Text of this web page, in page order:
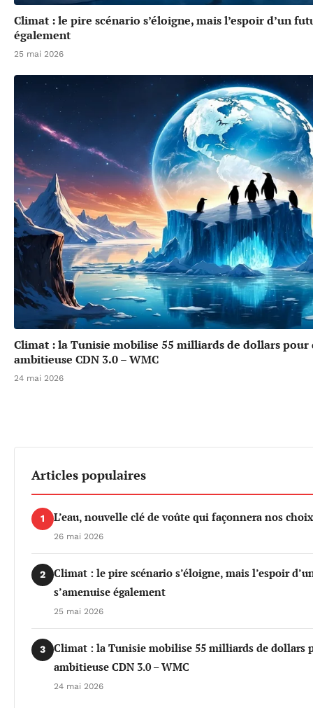
Climat : le pire scénario s’éloigne, mais l’espoir d’un
également
25 mai 2026
Climat : la Tunisie mobilise 55 milliards de dollars pour
ambitieuse CDN 3.0 – WMC
24 mai 2026
Articles populaires
1 L’eau, nouvelle clé de voûte qui façonnera nos
26 mai 2026
2
Climat : le pire scénario s’éloigne, mais l’espoir
s’amenuise également
25 mai 2026
3
Climat : la Tunisie mobilise 55 milliards de dollars
ambitieuse CDN 3.0 – WMC
24 mai 2026